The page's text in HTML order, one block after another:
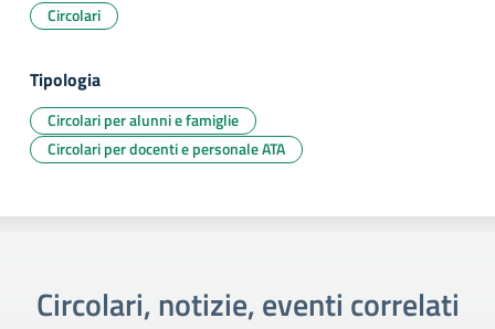
Circolari
Tipologia
Circolari per alunni e famiglie
Circolari per docenti e personale ATA
Circolari, notizie, eventi correlati